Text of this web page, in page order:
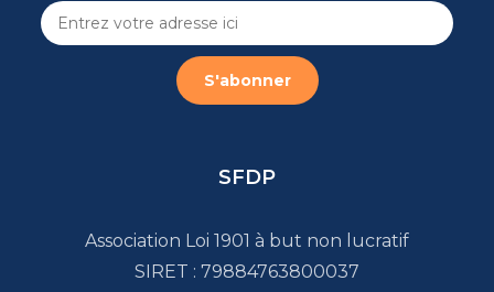
SFDP
Association Loi 1901 à but non lucratif
SIRET : 79884763800037